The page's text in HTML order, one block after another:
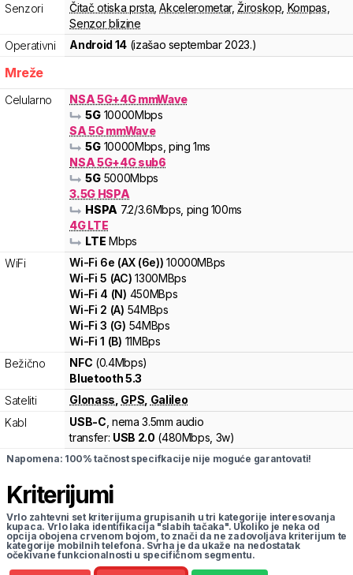
Senzori
Čitač otiska prsta ,Akcelerometar,Žiroskop Kompas
Senzor blizine
Operativni
Android 14 (izašao septembar 2023.)
Mreže
Celularno
NSA 5G+4G mmWave
5G 10000Mbps
SA 5G mmWave
5G 10000Mbps , ping 1ms
NSA 5G+4G sub6
5G 5000Mbps
3.5G HSPA
HSPA 7.2/3.6Mbps , ping 100ms
4G LTE
LTE Mbps
WiFi
Wi-Fi 6e (AX (6e)) 10000MBps
Wi-Fi5 (AC) 1300MBps
Wi-Fi 4 (N) 450MBps
Wi-Fi 2 (A) 54MBps
Wi-Fi3 (G) 54MBps
Wi-Fi1 (B) 11MBps
Bežično
NFC (0.4Mbps)
Bluetooth 5.3
Sateliti
Glonass GPS Galileo
Kabl
USB-C , nema 3.5mm audio
transfer: USB 2.0 (480Mbps, 3w)
Napomena: 100% tačnost specifkacije nije moguće garantovati!
Kriterijumi
Vrlo zahtevni set kriterijuma grupisanih u tri kategorije interesovanja
kupaca. Vrlo laka identifikacija "slabih tačaka". Ukoliko je neka od
opcija obojena crvenom bojom, to znači da ne zadovoljava kriterijum te
kategorije mobilnih telefona. Svrha je da ukaže na nedostatak
očekivane funkcionalnosti u specifičnom segmentu.